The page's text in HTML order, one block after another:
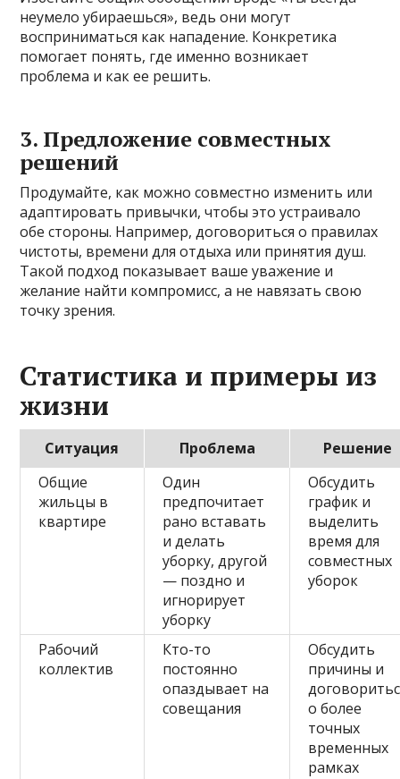
неумело убираешься», ведь они могут
восприниматься как нападение. Конкретика
помогает понять, где именно возникает
проблема и как ее решить.
3. Предложение совместных
решений
Продумайте, как можно совместно изменить или
адаптировать привычки, чтобы это устраивало
обе стороны. Например, договориться о правилах
чистоты, времени для отдыха или принятия душ.
Такой подход показывает ваше уважение и
желание найти компромисс, а не навязать свою
точку зрения.
Статистика и примеры из
жизни
Ситуация Проблема
Решение
Общие
жильцы в
квартире
Один
предпочитает
рано вставать
и делать
уборку, другой
— поздно и
игнорирует
уборку
Обсудить
график и
выделить
время для
совместных
уборок
Рабочий
коллектив
Кто-то
постоянно
опаздывает на
совещания
Обсудить
причины и
о более
точных
временных
рамках